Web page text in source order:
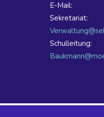
E-Mail:
Sekretariat:
Schulleitung: